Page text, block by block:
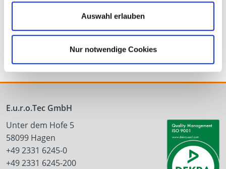
Auswahl erlauben
Nur notwendige Cookies
Statikmischer
Injektionsmörtel
Classic
E.u.r.o.Tec GmbH
Unter dem Hofe 5
58099 Hagen
+49 2331 6245-0
+49 2331 6245-200